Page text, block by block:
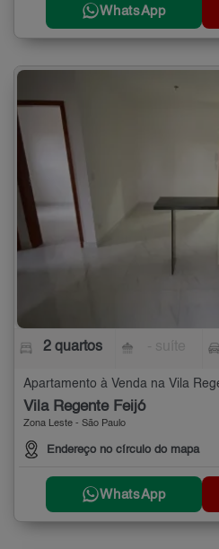
WhatsApp
2 quartos
Vila Regente Feijó
Zona Leste - São Paulo
Endereço no círculo do mapa
WhatsApp